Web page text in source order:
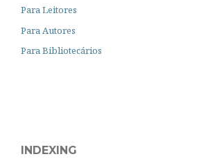
Para Leitores
Para Autores
Para Bibliotecários
INDEXING